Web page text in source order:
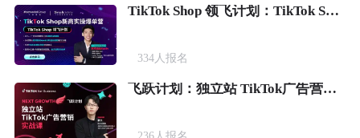
TikTok Shop 领飞计划：TikTok Shop新商实操爆单营
334人报名
飞跃计划：独立站 TikTok广告营销实战课
236人报名